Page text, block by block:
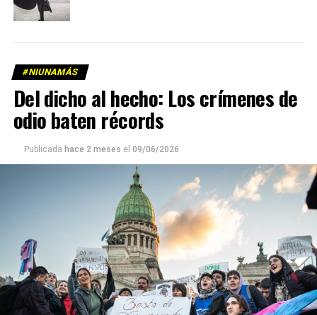
#NIUNAMÁS
Del dicho al hecho: Los crímenes de
odio baten récords
Publicada hace 2 meses el 09/06/2026